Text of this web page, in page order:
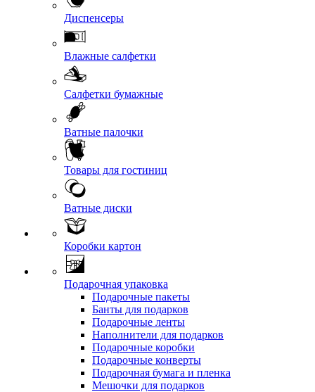
Диспенсеры
Влажные салфетки
Салфетки бумажные
Ватные палочки
Товары для гостиниц
Ватные диски
Коробки картон
Подарочная упаковка
Подарочные пакеты
Банты для подарков
Подарочные ленты
Наполнители для подарков
Подарочные коробки
Подарочные конверты
Подарочная бумага и пленка
Мешочки для подарков